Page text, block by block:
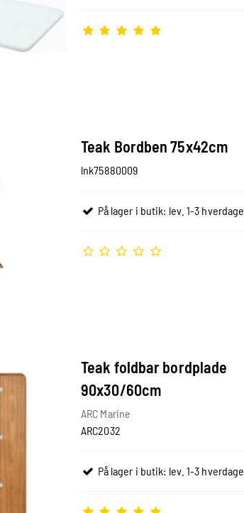
Teak Bordben 75x42cm
lnk75880009
På lager i butik: lev. 1-3 hverdage
Teak foldbar bordplade
90x30/60cm
ARC Marine
ARC2032
På lager i butik: lev. 1-3 hverdage